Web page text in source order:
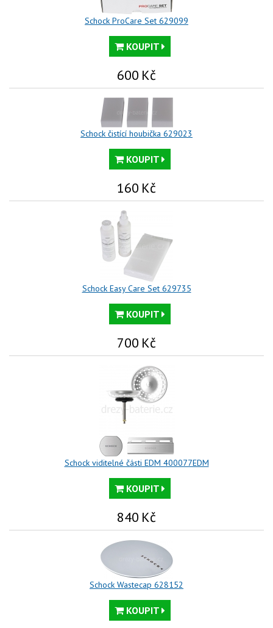
Schock ProCare Set 629099
KOUPIT
600 Kč
Schock čistící houbička 629023
KOUPIT
160 Kč
Schock Easy Care Set 629735
KOUPIT
700 Kč
Schock viditelné části EDM 400077EDM
KOUPIT
840 Kč
Schock Wastecap 628152
KOUPIT